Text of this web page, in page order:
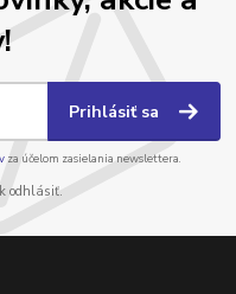
Prihlásiť sa
za účelom zasielania newslettera.
odhlásiť.